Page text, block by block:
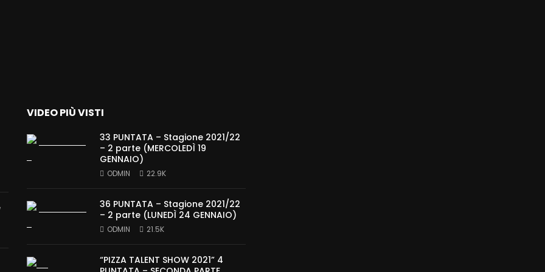
VIDEO PIÙ VISTI
33 PUNTATA – Stagione 2021/22
– 2 parte (MERCOLEDÌ 19
GENNAIO)
ODMIN 22.9K
36 PUNTATA – Stagione 2021/22
– 2 parte (LUNEDÌ 24 GENNAIO)
ODMIN 21.5K
“PIZZA TALENT SHOW 2021” 4